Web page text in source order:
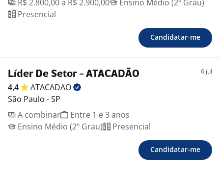
R$ 2.800,00 a R$ 2.900,00
Ensino Médio (2º Grau)
Presencial
Candidatar-me
Líder De Setor - ATACADÃO 6 jul
4,4
ATACADAO
São Paulo - SP
A combinar
Entre 1 e 3 anos
Ensino Médio (2º Grau)
Presencial
Candidatar-me